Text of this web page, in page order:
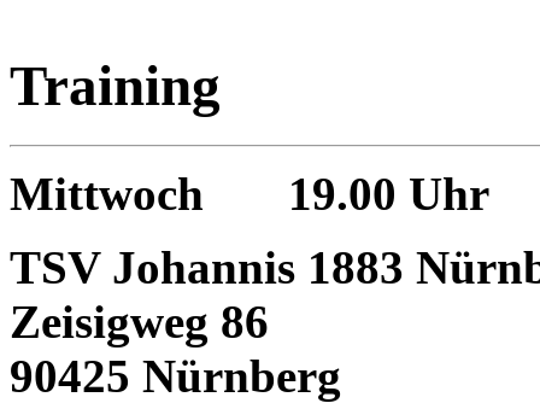
Training
Mittwoch 19.00 Uhr
TSV Johannis 1883
Zeisigweg 86
90425 Nürnberg